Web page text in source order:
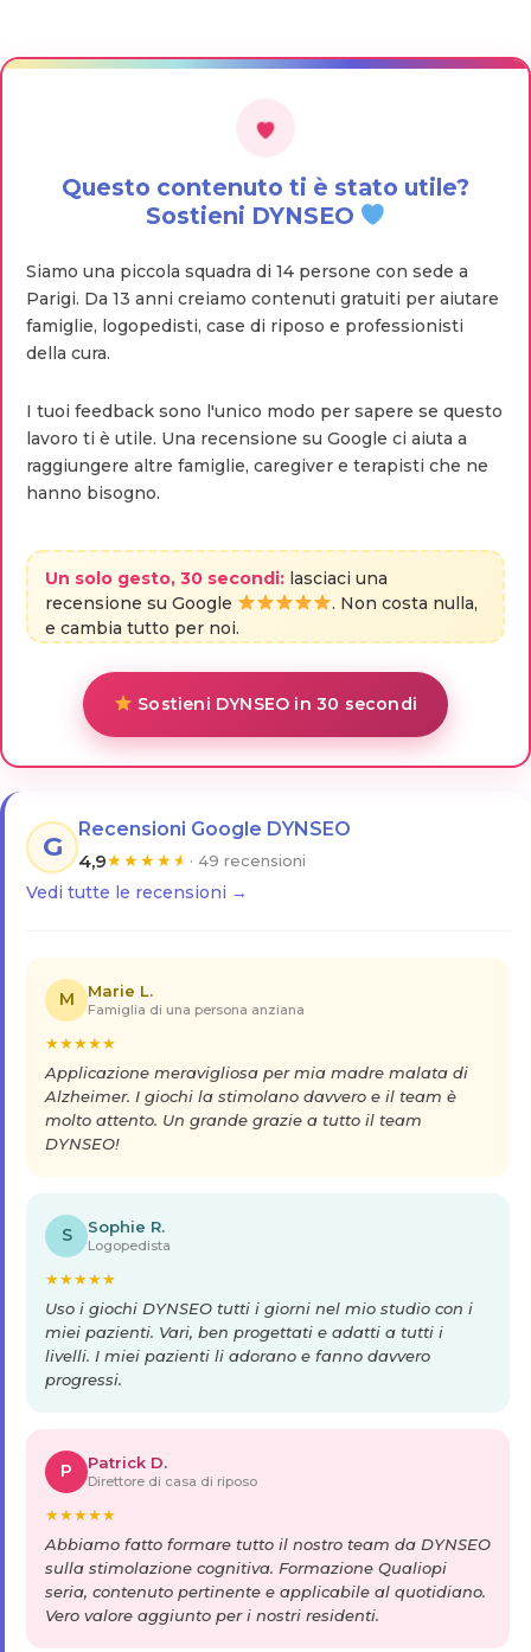
Questo contenuto ti è stato utile?
Sostieni DYNSEO
Siamo una piccola squadra di 14 persone con sede a
Parigi. Da 13 anni creiamo contenuti gratuiti per aiutare
famiglie, logopedisti, case di riposo e professionisti
della cura.
I tuoi feedback sono l'unico modo per sapere se questo
lavoro ti è utile. Una recensione su Google ci aiuta a
raggiungere altre famiglie, caregiver e terapisti che ne
hanno bisogno.
Un solo gesto, 30 secondi: lasciaci una
recensione su Google
. Non costa nulla,
e cambia tutto per noi.
Sostieni DYNSEO in 30 secondi
G
Recensioni Google DYNSEO
4,9★★★★★ · 49 recensioni
Vedi tutte le recensioni →
M Marie L.
Famiglia di una persona anziana
★★★★★
Applicazione meravigliosa per mia madre malata di
Alzheimer. I giochi la stimolano davvero e il team è
molto attento. Un grande grazie a tutto il team
DYNSEO!
S Sophie R.
Logopedista
★★★★★
Uso i giochi DYNSEO tutti i giorni nel mio studio con i
miei pazienti. Vari, ben progettati e adatti a tutti i
livelli. I miei pazienti li adorano e fanno davvero
progressi.
P Patrick D.
Direttore di casa di riposo
★★★★★
Abbiamo fatto formare tutto il nostro team da DYNSEO
sulla stimolazione cognitiva. Formazione Qualiopi
seria, contenuto pertinente e applicabile al quotidiano.
Vero valore aggiunto per i nostri residenti.